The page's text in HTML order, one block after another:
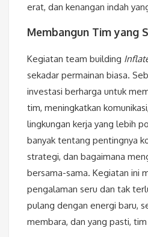
erat, dan kenangan indah
Membangun Tim yang
Kegiatan team building
sekadar permainan biasa.
investasi berharga untuk
tim, meningkatkan
lingkungan kerja yang lebih
banyak tentang pentingnya
strategi, dan bagaimana
bersama-sama. Kegiatan ini
pengalaman seru dan tak
pulang dengan energi baru,
membara, dan yang pasti,